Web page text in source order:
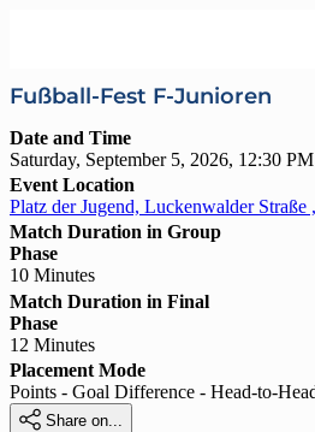
Fußball-Fest F-Junioren
Date and Time
Saturday, September 5, 2026, 12:30
Event Location
Platz der Jugend, Luckenwalder
Match Duration in Group
Phase
10 Minutes
Match Duration in Final
Phase
12 Minutes
Placement Mode
Points - Goal Difference - Head-to-
 Share on...